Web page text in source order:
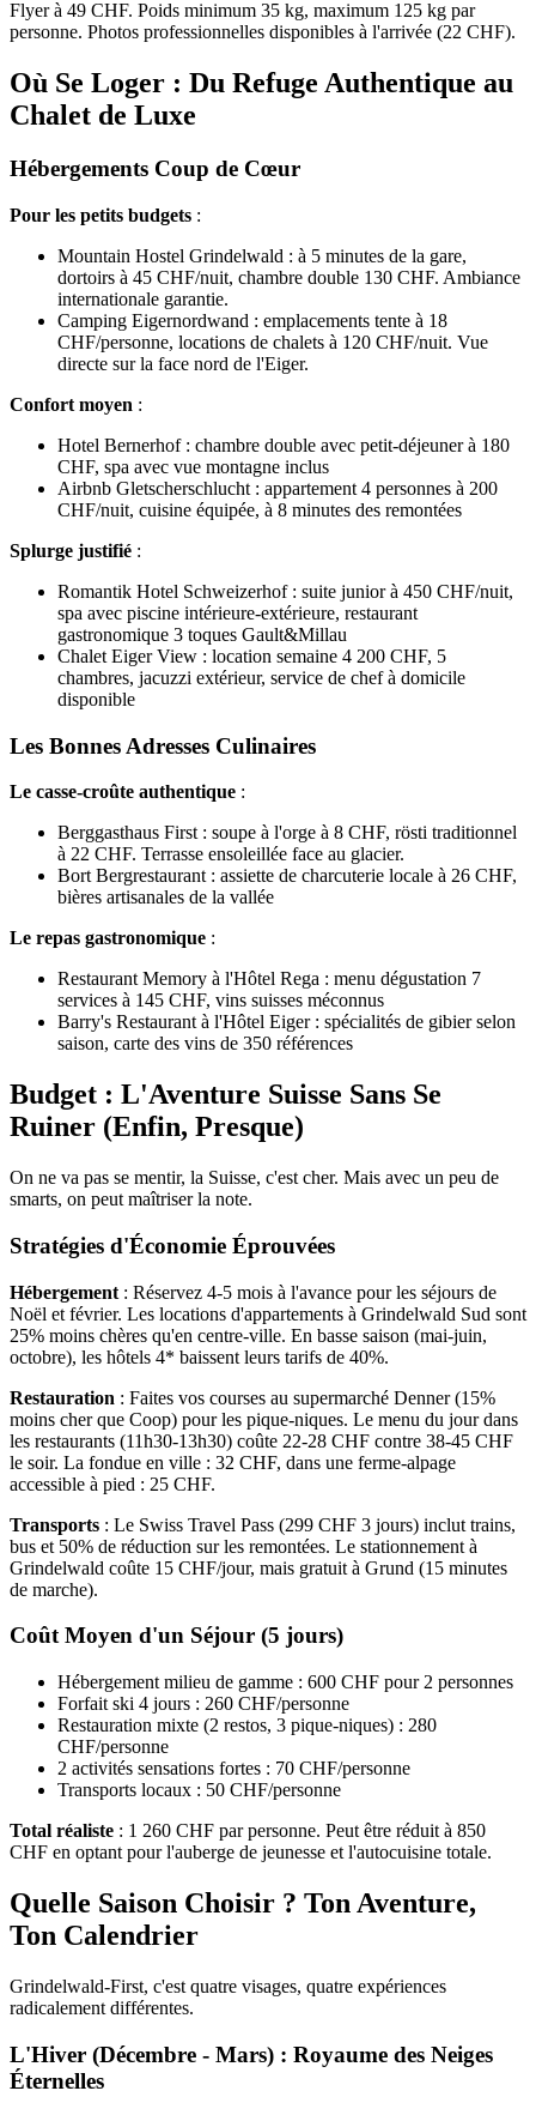
Flyer à 49 CHF. Poids minimum 35 kg, maximum 125 kg par
personne. Photos professionnelles disponibles à l'arrivée (22 CHF).
Où Se Loger : Du Refuge Authentique au
Chalet de Luxe
Hébergements Coup de Cœur
Pour les petits budgets :
Mountain Hostel Grindelwald : à 5 minutes de la gare,
dortoirs à 45 CHF/nuit, chambre double 130 CHF. Ambiance
internationale garantie.
Camping Eigernordwand : emplacements tente à 18
CHF/personne, locations de chalets à 120 CHF/nuit. Vue
directe sur la face nord de l'Eiger.
Confort moyen :
Hotel Bernerhof : chambre double avec petit-déjeuner à 180
CHF, spa avec vue montagne inclus
Airbnb Gletscherschlucht : appartement 4 personnes à 200
CHF/nuit, cuisine équipée, à 8 minutes des remontées
Splurge justifié :
Romantik Hotel Schweizerhof : suite junior à 450 CHF/nuit,
spa avec piscine intérieure-extérieure, restaurant
gastronomique 3 toques Gault&Millau
Chalet Eiger View : location semaine 4 200 CHF, 5
chambres, jacuzzi extérieur, service de chef à domicile
disponible
Les Bonnes Adresses Culinaires
Le casse-croûte authentique :
Berggasthaus First : soupe à l'orge à 8 CHF, rösti traditionnel
à 22 CHF. Terrasse ensoleillée face au glacier.
Bort Bergrestaurant : assiette de charcuterie locale à 26 CHF,
bières artisanales de la vallée
Le repas gastronomique :
Restaurant Memory à l'Hôtel Rega : menu dégustation 7
services à 145 CHF, vins suisses méconnus
Barry's Restaurant à l'Hôtel Eiger : spécialités de gibier selon
saison, carte des vins de 350 références
Budget : L'Aventure Suisse Sans Se
Ruiner (Enfin, Presque)
On ne va pas se mentir, la Suisse, c'est cher. Mais avec un peu de
smarts, on peut maîtriser la note.
Stratégies d'Économie Éprouvées
Hébergement : Réservez 4-5 mois à l'avance pour les séjours de
Noël et février. Les locations d'appartements à Grindelwald Sud sont
25% moins chères qu'en centre-ville. En basse saison (mai-juin,
octobre), les hôtels 4* baissent leurs tarifs de 40%.
Restauration : Faites vos courses au supermarché Denner (15%
moins cher que Coop) pour les pique-niques. Le menu du jour dans
les restaurants (11h30-13h30) coûte 22-28 CHF contre 38-45 CHF
le soir. La fondue en ville : 32 CHF, dans une ferme-alpage
accessible à pied : 25 CHF.
Transports : Le Swiss Travel Pass (299 CHF 3 jours) inclut trains,
bus et 50% de réduction sur les remontées. Le stationnement à
Grindelwald coûte 15 CHF/jour, mais gratuit à Grund (15 minutes
de marche).
Coût Moyen d'un Séjour (5 jours)
Hébergement milieu de gamme : 600 CHF pour 2 personnes
Forfait ski 4 jours : 260 CHF/personne
Restauration mixte (2 restos, 3 pique-niques) : 280
CHF/personne
2 activités sensations fortes : 70 CHF/personne
Transports locaux : 50 CHF/personne
Total réaliste : 1 260 CHF par personne. Peut être réduit à 850
CHF en optant pour l'auberge de jeunesse et l'autocuisine totale.
Quelle Saison Choisir ? Ton Aventure,
Ton Calendrier
Grindelwald-First, c'est quatre visages, quatre expériences
radicalement différentes.
L'Hiver (Décembre - Mars) : Royaume des Neiges
Éternelles